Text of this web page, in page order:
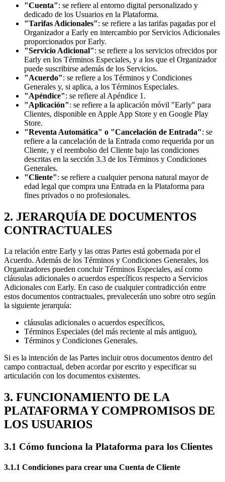
"Cuenta": se refiere al entorno digital personalizado y
dedicado de los Usuarios en la Plataforma.
"Tarifas Adicionales": se refiere a las tarifas pagadas por el
Organizador a Early en intercambio por Servicios Adicionales
proporcionados por Early.
"Servicio Adicional": se refiere a los servicios ofrecidos por
Early en los Términos Especiales, y a los que el Organizador
puede suscribirse además de los Servicios.
"Acuerdo": se refiere a los Términos y Condiciones
Generales y, si aplica, a los Términos Especiales.
"Apéndice": se refiere al Apéndice 1.
"Aplicación": se refiere a la aplicación móvil "Early" para
Clientes, disponible en Apple App Store y en Google Play
Store.
"Reventa Automática" o "Cancelación de Entrada": se
refiere a la cancelación de la Entrada como requerida por un
Cliente, y el reembolso del Cliente bajo las condiciones
descritas en la sección 3.3 de los Términos y Condiciones
Generales.
"Cliente": se refiere a cualquier persona natural mayor de
edad legal que compra una Entrada en la Plataforma para
fines privados o no profesionales.
2. JERARQUÍA DE DOCUMENTOS
CONTRACTUALES
La relación entre Early y las otras Partes está gobernada por el
Acuerdo. Además de los Términos y Condiciones Generales, los
Organizadores pueden concluir Términos Especiales, así como
cláusulas adicionales o acuerdos específicos respecto a Servicios
Adicionales con Early. En caso de cualquier contradicción entre
estos documentos contractuales, prevalecerán uno sobre otro según
la siguiente jerarquía:
cláusulas adicionales o acuerdos específicos,
Términos Especiales (del más reciente al más antiguo),
Términos y Condiciones Generales.
Si es la intención de las Partes incluir otros documentos dentro del
campo contractual, deben acordar por escrito y especificar su
articulación con los documentos existentes.
3. FUNCIONAMIENTO DE LA
PLATAFORMA Y COMPROMISOS DE
LOS USUARIOS
3.1 Cómo funciona la Plataforma para los Clientes
3.1.1 Condiciones para crear una Cuenta de Cliente